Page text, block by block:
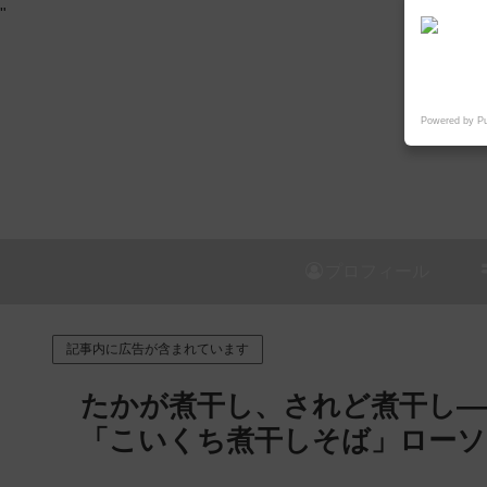
"
記事内に広告が含まれています
たかが煮干し、されど煮干し
「こいくち煮干しそば」ロー
Powered by